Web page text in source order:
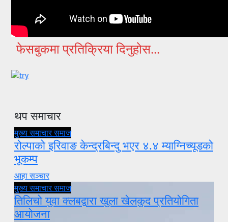
फेसबुकमा प्रतिक्रिया दिनुहोस...
थप समाचार
मुख्य समाचारसमाज
रोल्पाको इरिवाङ केन्द्रबिन्दु भएर ४.४ म्याग्निच्यूडको
भूकम्प
आहा सञ्चार
मुख्य समाचारसमाज
तिलिचो युवा क्लबद्वारा खुला खेलकुद प्रतियोगिता
आयोजना